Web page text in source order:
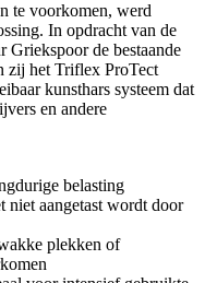
te voorkomen, werd
In opdracht van de
Griekspoor de bestaande
zij het Triflex ProTect
kunsthars systeem dat
en andere
belasting
niet aangetast wordt door
plekken of